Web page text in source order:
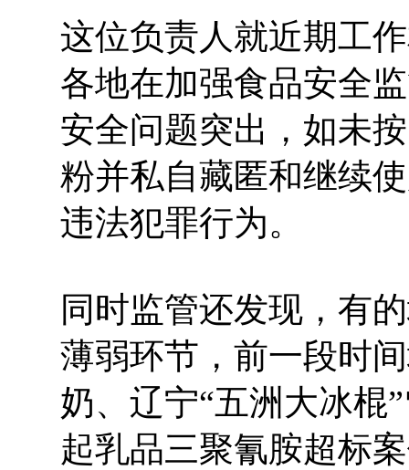
这位负责人就近期工
各地在加强食品安全
安全问题突出，如未
粉并私自藏匿和继续
违法犯罪行为。
同时监管还发现，有
薄弱环节，前一段时
奶、辽宁“五洲大冰棍
起乳品三聚氰胺超标